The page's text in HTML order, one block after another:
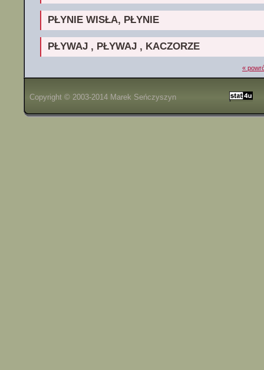
PŁYNIE WISŁA, PŁYNIE
PŁYWAJ , PŁYWAJ , KACZORZE
«
Copyright © 2003-2014 Marek Seńczyszyn